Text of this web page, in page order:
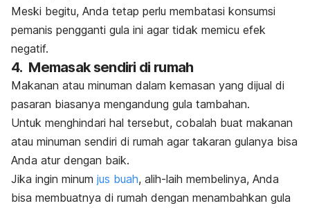
Meski begitu, Anda tetap perlu membatasi konsumsi
pemanis pengganti gula ini agar tidak memicu efek
negatif.
4. Memasak sendiri di rumah
Makanan atau minuman dalam kemasan yang dijual di
pasaran biasanya mengandung gula tambahan.
Untuk menghindari hal tersebut, cobalah buat makanan
atau minuman sendiri di rumah agar takaran gulanya bisa
Anda atur dengan baik.
Jika ingin minum jus buah, alih-laih membelinya, Anda
bisa membuatnya di rumah dengan menambahkan gula